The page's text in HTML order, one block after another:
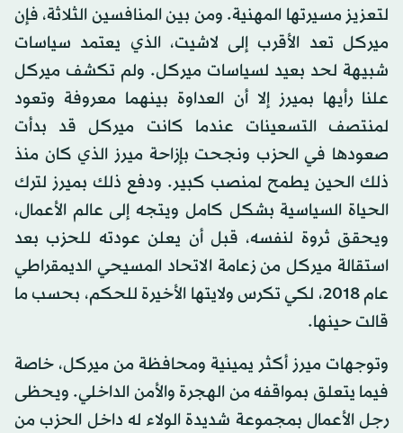
لتعزيز مسيرتها المهنية. ومن بين المنافسين الثلاثة، فإن
ميركل تعد الأقرب إلى لاشيت، الذي يعتمد سياسات
شبيهة لحد بعيد لسياسات ميركل. ولم تكشف ميركل
علنا رأيها بميرز إلا أن العداوة بينهما معروفة وتعود
لمنتصف التسعينات عندما كانت ميركل قد بدأت
صعودها في الحزب ونجحت بإزاحة ميرز الذي كان منذ
ذلك الحين يطمح لمنصب كبير. ودفع ذلك بميرز لترك
الحياة السياسية بشكل كامل ويتجه إلى عالم الأعمال،
ويحقق ثروة لنفسه، قبل أن يعلن عودته للحزب بعد
استقالة ميركل من زعامة الاتحاد المسيحي الديمقراطي
عام 2018، لكي تكرس ولايتها الأخيرة للحكم، بحسب ما
قالت حينها.
وتوجهات ميرز أكثر يمينية ومحافظة من ميركل، خاصة
فيما يتعلق بمواقفه من الهجرة والأمن الداخلي. ويحظى
رجل الأعمال بمجموعة شديدة الولاء له داخل الحزب من